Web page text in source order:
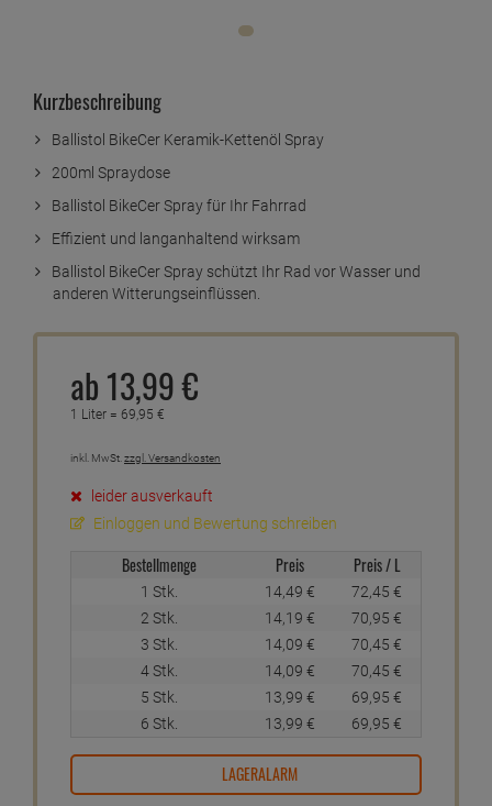
Kurzbeschreibung
Ballistol BikeCer Keramik-Kettenöl Spray
200ml Spraydose
Ballistol BikeCer Spray für Ihr Fahrrad
Effizient und langanhaltend wirksam
Ballistol BikeCer Spray schützt Ihr Rad vor Wasser und
anderen Witterungseinflüssen.
ab 13,99€
1 Liter = 69,95 €
inkl. MwSt. zzgl. Versandkosten
leider ausverkauft
Einloggen und Bewertung schreiben
Bestellmenge Preis Preis / L
1 Stk. 14,49 € 72,45 €
2 Stk.
14,19 € 70,95 €
3 Stk.
14,09 € 70,45 €
4 Stk.
14,09 € 70,45 €
5 Stk.
13,99 € 69,95 €
6 Stk.
13,99 € 69,95 €
LAGERALARM